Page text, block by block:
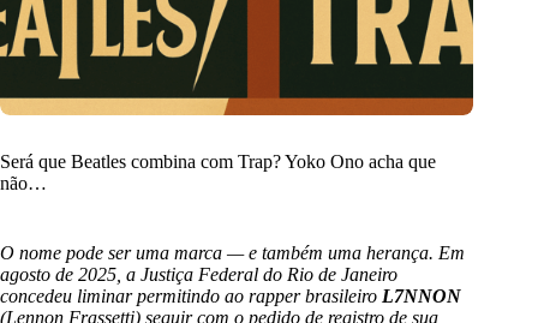
Será que Beatles combina com Trap? Yoko Ono acha que
não…
O nome pode ser uma marca — e também uma herança. Em
agosto de 2025, a Justiça Federal do Rio de Janeiro
concedeu liminar permitindo ao rapper brasileiro L7NNON
(Lennon Frassetti) seguir com o pedido de registro de sua